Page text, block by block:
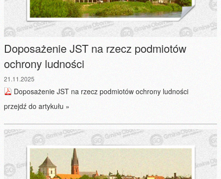
Doposażenie JST na rzecz podmiotów
ochrony ludności
21.11.2025
Doposażenie JST na rzecz podmiotów ochrony ludności
przejdź do artykułu »